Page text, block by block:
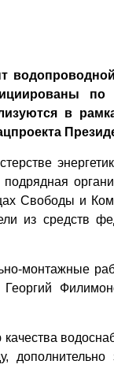
по
в
подрядная
Свободы и
из средств
монтажные
Георгий